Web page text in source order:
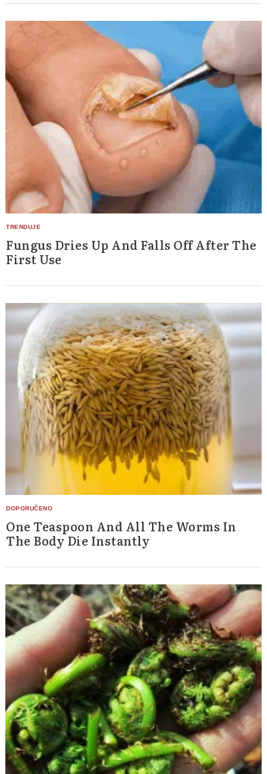
Fungus Dries Up And Falls Off After The
First Use
One Teaspoon And All The Worms In
The Body Die Instantly